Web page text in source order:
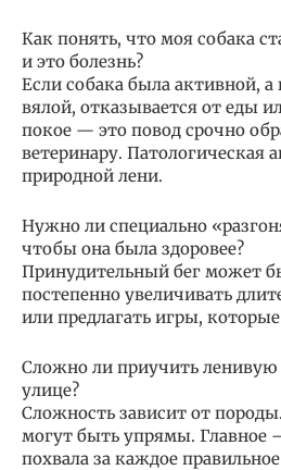
Как понять, что моя собака
и это болезнь?
Если собака была активной, а
вялой, отказывается от еды
покое — это повод срочно
ветеринару. Патологическая
природной лени.
Нужно ли специально
чтобы она была здоровее?
Принудительный бег может
постепенно увеличивать
или предлагать игры,
Сложно ли приучить ленивую
улице?
Сложность зависит от
могут быть упрямы. Главное
похвала за каждое